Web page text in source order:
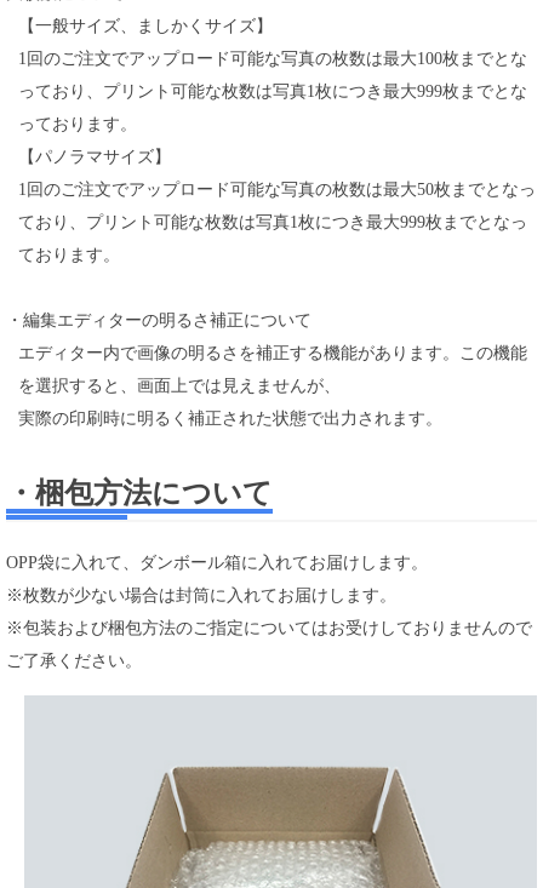
【一般サイズ、ましかくサイズ】
1回のご注文でアップロード可能な写真の枚数は最大100枚までとな
っており、プリント可能な枚数は写真1枚につき最大999枚までとな
っております。
【パノラマサイズ】
1回のご注文でアップロード可能な写真の枚数は最大50枚までとなっ
ており、プリント可能な枚数は写真1枚につき最大999枚までとなっ
ております。
・編集エディターの明るさ補正について
エディター内で画像の明るさを補正する機能があります。この機能
を選択すると、画面上では見えませんが、
実際の印刷時に明るく補正された状態で出力されます。
・梱包方法について
OPP袋に入れて、ダンボール箱に入れてお届けします。
※枚数が少ない場合は封筒に入れてお届けします。
※包装および梱包方法のご指定についてはお受けしておりませんので
ご了承ください。